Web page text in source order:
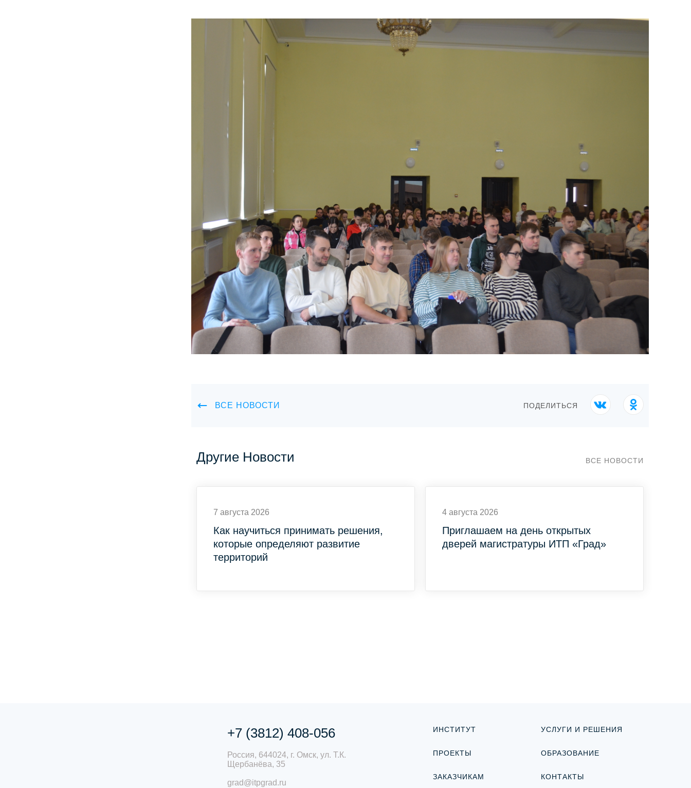
ВСЕ НОВОСТИ ПОДЕЛИТЬСЯ
Другие Новости ВСЕ НОВОСТИ
7 августа 2026
Как научиться принимать решения,
которые определяют развитие
территорий
4 августа 2026
Приглашаем на день открытых
дверей магистратуры ИТП «Град»
+7 (3812) 408-056
Россия, 644024, г. Омск, ул. Т.К.
Щербанёва, 35
grad@itpgrad.ru
ИНСТИТУТ
ПРОЕКТЫ
ЗАКАЗЧИКАМ
УСЛУГИ И РЕШЕНИЯ
ОБРАЗОВАНИЕ
КОНТАКТЫ